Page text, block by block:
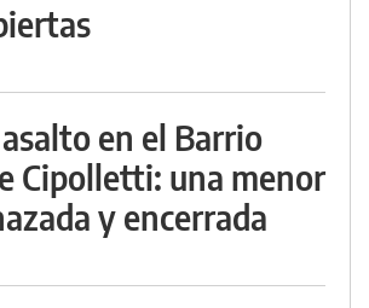
en el Barrio
Cipolletti: una menor
y encerrada